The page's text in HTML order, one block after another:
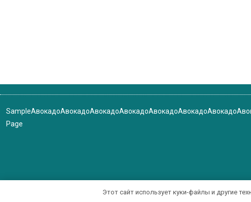
Sample
Page
АвокадоАвокадоАвокадоАвокадоАвокадоАвокадоАвокадо
Этот сайт использует куки-файлы и другие